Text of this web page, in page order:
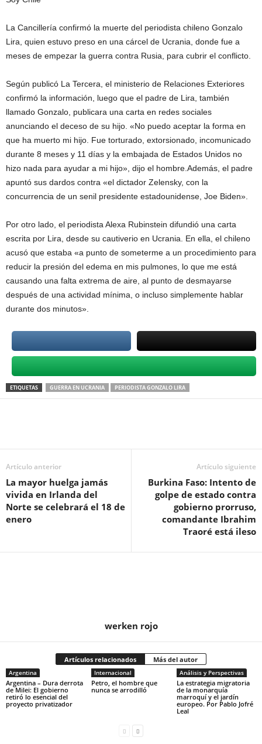
La Cancillería confirmó la muerte del periodista chileno Gonzalo
Lira, quien estuvo preso en una cárcel de Ucrania, donde fue a
meses de empezar la guerra contra Rusia, para cubrir el conflicto.
Según publicó La Tercera, el ministerio de Relaciones Exteriores
confirmó la información, luego que el padre de Lira, también
llamado Gonzalo, publicara una carta en redes sociales
anunciando el deceso de su hijo. «No puedo aceptar la forma en
que ha muerto mi hijo. Fue torturado, extorsionado, incomunicado
durante 8 meses y 11 días y la embajada de Estados Unidos no
hizo nada para ayudar a mi hijo», dijo el hombre.Además, el padre
apuntó sus dardos contra «el dictador Zelensky, con la
concurrencia de un senil presidente estadounidense, Joe Biden».
Por otro lado, el periodista Alexa Rubinstein difundió una carta
escrita por Lira, desde su cautiverio en Ucrania. En ella, el chileno
acusó que estaba «a punto de someterme a un procedimiento para
reducir la presión del edema en mis pulmones, lo que me está
causando una falta extrema de aire, al punto de desmayarse
después de una actividad mínima, o incluso simplemente hablar
durante dos minutos».
ETIQUETAS GUERRA EN UCRANIA PERIODISTA GONZALO LIRA
Artículo anterior
La mayor huelga jamás
vivida en Irlanda del
Norte se celebrará el 18 de
enero
Artículo siguiente
Burkina Faso: Intento de
golpe de estado contra
gobierno prorruso,
comandante Ibrahim
Traoré está ileso
werken rojo
Artículos relacionados Más del autor
Argentina
Argentina – Dura derrota
de Milei: El gobierno
retiró lo esencial del
proyecto privatizador
Internacional
Petro, el hombre que
nunca se arrodilló
Análisis y Perspectivas
La estrategia migratoria
de la monarquía
marroquí y el jardín
europeo. Por Pablo Jofré
Leal